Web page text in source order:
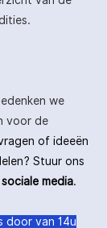
we
voor de
of ideeën
Stuur ons
sociale media. ​
door van 14u